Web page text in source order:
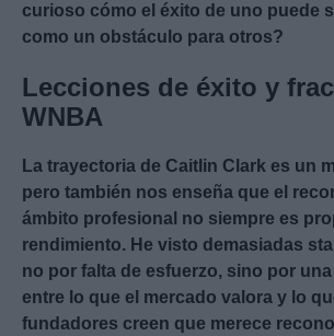
curioso cómo el éxito de uno puede
como un obstáculo para otros?
Lecciones de éxito y
WNBA
La trayectoria de Caitlin Clark es un
pero también nos enseña que el
ámbito profesional no siempre es
rendimiento. He visto demasiadas
no por falta de esfuerzo, sino por
entre lo que el mercado valora y lo
fundadores creen que merece